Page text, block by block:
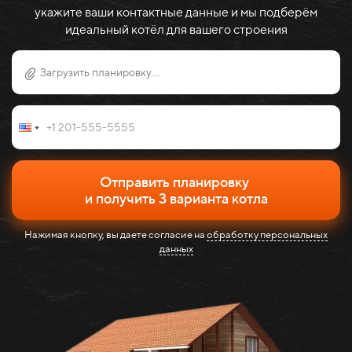
укажите ваши контактные данные и мы подберём
идеальный котёл для вашего строения
Загрузить планировку....
Отправить планировку
и получить 3 варианта котла
Нажимая кнопку, вы даете согласие наобработку персональных
данных